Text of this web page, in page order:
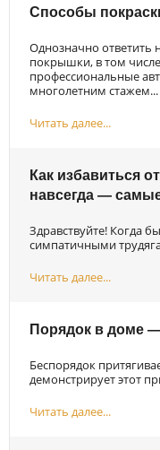
Способы
Однозначно ответить
покрышки, в том
профессиональные
многолетним стажем...
Читать далее...
Как избавиться
навсегда —
Здравствуйте! Когда
симпатичными
Читать далее...
Порядок в доме
Беспорядок
демонстрирует этот
Читать далее...